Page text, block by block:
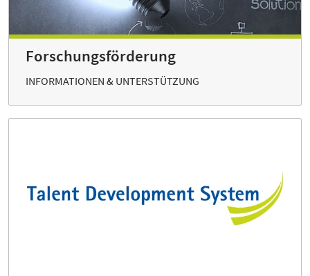
Forschungsförderung
INFORMATIONEN & UNTERSTÜTZUNG